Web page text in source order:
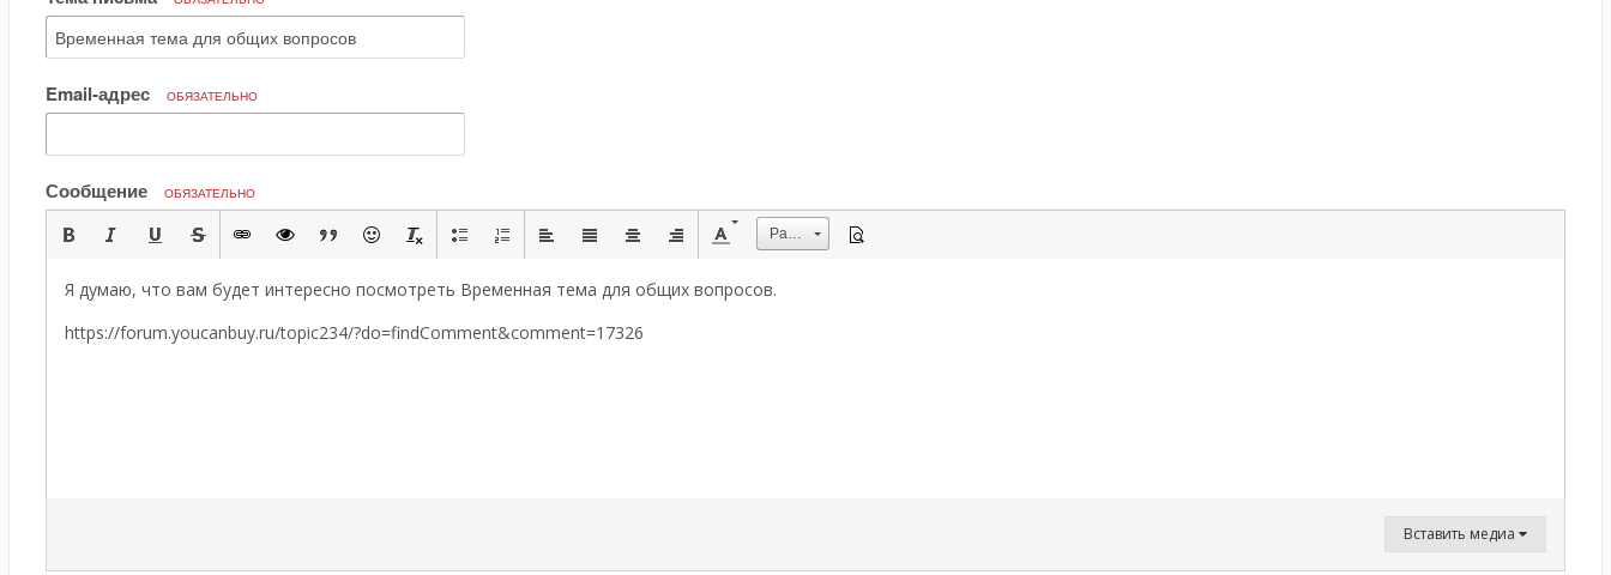
Email-адрес ОБЯЗАТЕЛЬНО
Сообщение ОБЯЗАТЕЛЬНО
Размер
Я думаю, что вам будет интересно посмотреть Временная тема для общих вопросов.
https://forum.youcanbuy.ru/topic234/?do=findComment&comment=17326
Вставить медиа